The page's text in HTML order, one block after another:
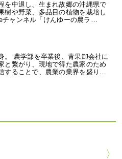
を中退し、生まれ故郷の沖縄県で
樹や野菜、多品目の植物を栽培し
チャンネル「けんゆーの農ラ…
。 農学部を卒業後、青果卸会社に
と繋がり、現地で得た農家のため
することで、農業の業界を盛り…